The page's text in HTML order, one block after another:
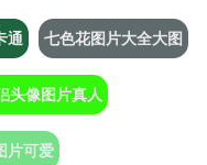
通 七色花图片大全大图
头像图片真人
片可爱